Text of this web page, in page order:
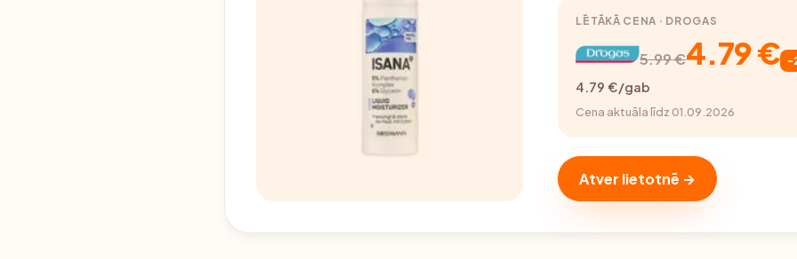
LĒTĀKĀ CENA · DROGAS
5.99 €4.79 € -
4.79 €/gab
Cena aktuāla līdz 01.09.2026
Atver lietotnē →